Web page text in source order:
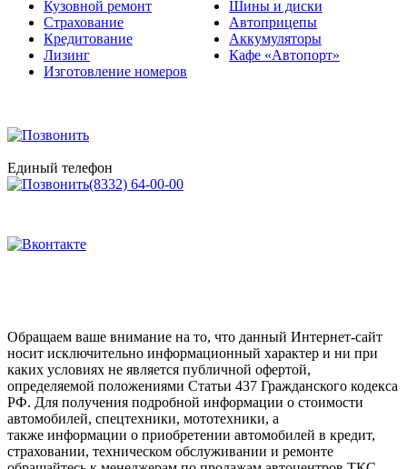
Кузовной ремонт
Страхование
Кредитование
Лизинг
Изготовление номеров
Шины и диски
Автоприцепы
Аккумуляторы
Кафе «Автопорт»
Единый телефон
(8332) 64-00-00
Обращаем ваше внимание на то, что данный Интернет-сайт
носит исключительно информационный характер и ни при
каких условиях не является публичной офертой,
определяемой положениями Статьи 437 Гражданского кодекса
РФ. Для получения подробной информации о стоимости
автомобилей, спецтехники, мототехники, а
также информации о приобретении автомобилей в кредит,
страховании, техническом обслуживании и ремонте